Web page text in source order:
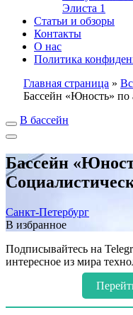
Элиста 1
Статьи и обзоры
Контакты
О нас
Политика
Главная страница »
Бассейн «Юность» по
В бассейн
Бассейн
Санкт-Петербург
В избранное
Подписывайтесь на
интересное из мира